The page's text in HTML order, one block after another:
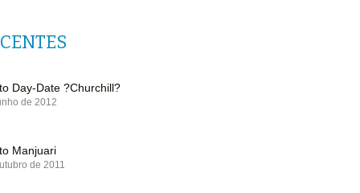
Day-Date ?Churchill?
de 2012
Manjuari
de 2011